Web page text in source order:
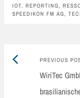
IOT, REPORTING,
SPEEDIKON FM AG,
Post
navigation
PREVIOUS
WiriTec